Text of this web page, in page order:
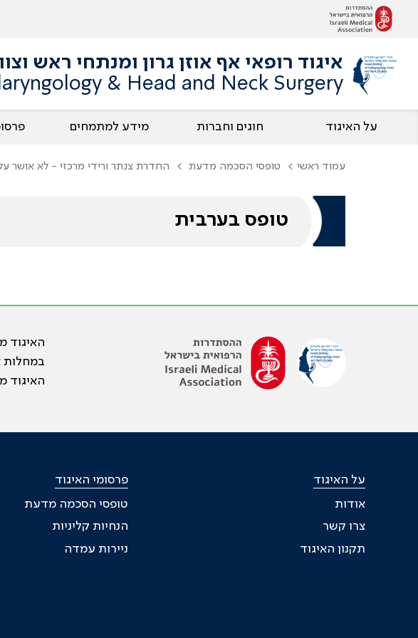
איגוד רופאי אף אוזן גרון ומנתחי ראש
& Head and Neck Surgery
על האיגוד חוגים וחברות מידע למתמחים
עמוד ראשי טופסי הסכמה מדעת החדרת צנתר ורידי מרכזי - לא אושר
טופס בערבית
האיגוד
במחלות
האיגוד מונה 475 חברים
על האיגוד
אודות
צרו קשר
תקנון האיגוד
פרסומי האיגוד
טופסי הסכמה מדעת
הנחיות קליניות
ניירות עמדה